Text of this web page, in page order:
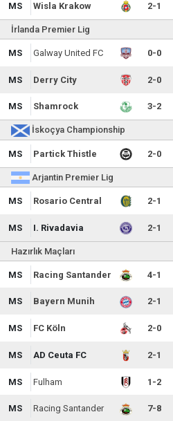
MS Wisla Krakow 2-1
İrlanda Premier Lig
MS Galway United FC 0-0
MS Derry City 2-0
MS Shamrock 3-2
İskoçya Championship
MS Partick Thistle 2-0
Arjantin Premier Lig
MS Rosario Central 2-1
MS I. Rivadavia 2-1
Hazırlık Maçları
MS Racing Santander 4-1
MS Bayern Munih 2-1
MS FC Köln 2-0
MS AD Ceuta FC 2-1
MS Fulham 1-2
MS Racing Santander 7-8